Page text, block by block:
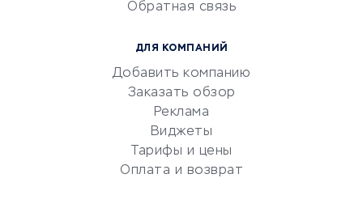
Юридические компании
Бухгалтерия онлайн
Обратная связь
ДЛЯ КОМПАНИЙ
Добавить компанию
Заказать обзор
Реклама
Виджеты
Тарифы и цены
Оплата и возврат